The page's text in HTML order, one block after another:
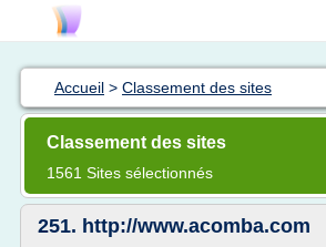
Accueil > Classement des sites
Classement des sites
1561 Sites sélectionnés
251. http://www.acomba.com